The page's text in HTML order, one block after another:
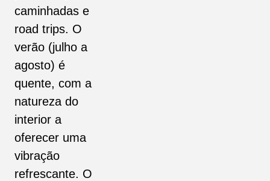
caminhadas e
road trips. O
verão (julho a
agosto) é
quente, com a
natureza do
interior a
oferecer uma
vibração
refrescante. O